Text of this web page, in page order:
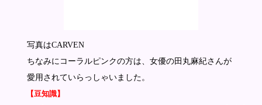
写真はCARVEN
ちなみにコーラルピンクの方は、女優の田丸麻紀さんが
愛用されていらっしゃいました。
【豆知識】